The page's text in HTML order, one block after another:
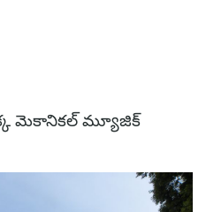
మెకానికల్ మ్యూజిక్